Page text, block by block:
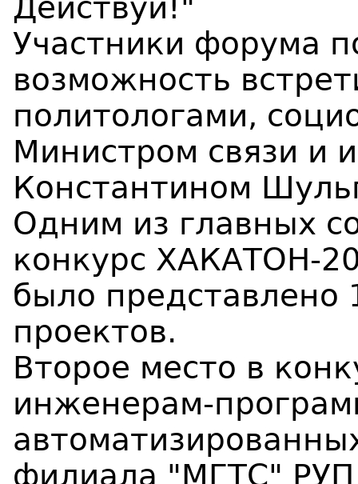
Действуй!"
Участники форума
возможность
политологами,
Министром связи и
Константином
Одним из главных
конкурс ХАКАТОН-
было представлено
проектов.
Второе место в
инженерам-
филиала "МГТС"